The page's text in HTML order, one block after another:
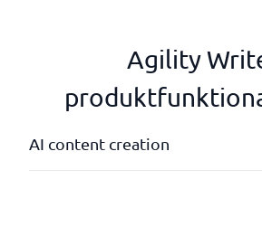
Agility
AI content creation